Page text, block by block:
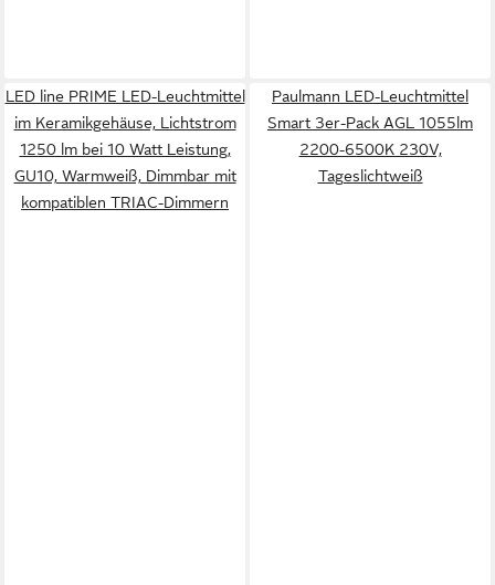
LED line PRIME LED-Leuchtmittel
im Keramikgehäuse, Lichtstrom
1250 lm bei 10 Watt Leistung,
GU10, Warmweiß, Dimmbar mit
kompatiblen TRIAC-Dimmern
Paulmann LED-Leuchtmittel
Smart 3er-Pack AGL 1055lm
2200-6500K 230V,
Tageslichtweiß